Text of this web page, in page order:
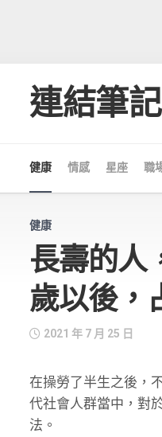
連結筆記
健康 情感 星座 職
健康
長壽的人
歲以後，
2021 年 7 月 25 日
在操勞了半生之後，
代社會人群當中，對
法。